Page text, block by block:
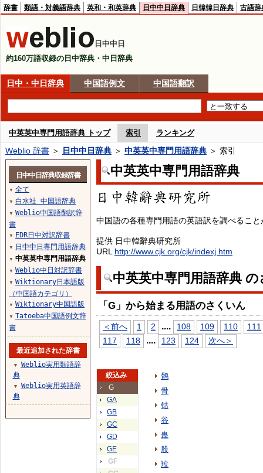
辞書 類語・対義語辞典 英和・和英辞典 日中中日辞典 日韓韓日辞典 古語辞
日中中日
約160万語収録の日中辞典・中日辞典
日中・中日辞典 中国語例文 中国語翻訳
中英英中専門用語辞典 トップ 索引 ランキング
Weblio 辞書 ＞ 日中中日辞典 ＞ 中英英中専門用語辞典 ＞ 索引
中英英中専門用語辞典
中国語の各種専門用語の英語訳を調べるこ
提供 日中韓辭典研究所
URL http://www.cjk.org/cjk/indexj.htm
中英英中専門用語辞典
「G」から始まる用語のさくいん
＜前へ 1 2 .... 108 109 110
111
117
118 .... 123 124 次へ＞
絞込み
G
GA
GB
GC
GD
GE
GF
鹘
骨
钴
谷
蛊
股
羖
日中中日辞典収録辞書
▼ 全て
▼ 白水社 中国語辞典
▼ Weblio中国語翻訳辞
書
▼ EDR日中対訳辞書
▼ 日中中日専門用語辞典
▼ 中英英中専門用語辞典
▼ Weblio中日対訳辞書
▼ Wiktionary日本語版
（中国語カテゴリ）
▼ Wiktionary中国語版
▼ Tatoeba中国語例文辞
書
最近追加された辞書
▼
Weblio実用類語辞
典
▼
Weblio実用英語辞
典